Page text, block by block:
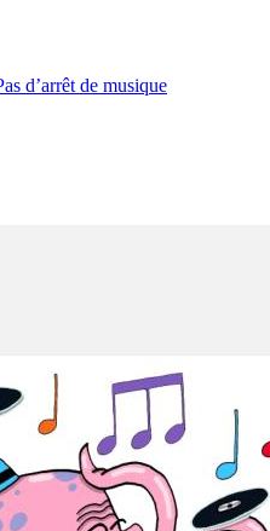
d’arrêt de musique